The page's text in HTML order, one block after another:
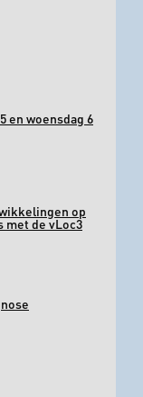
en woensdag 6
op
met de vLoc3